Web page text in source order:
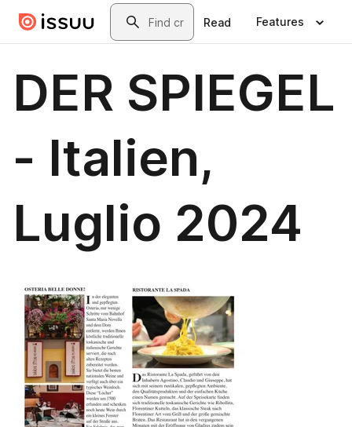
Skip to main contentSearch
Read Features
DER SPIEGEL
- Italien,
Luglio 2024